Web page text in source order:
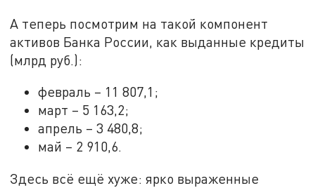
А теперь посмотрим на такой компонент
активов Банка России, как выданные кредиты
(млрд руб.):
февраль – 11 807,1;
март – 5 163,2;
апрель – 3 480,8;
май – 2 910,6.
Здесь всё ещё хуже: ярко выраженные